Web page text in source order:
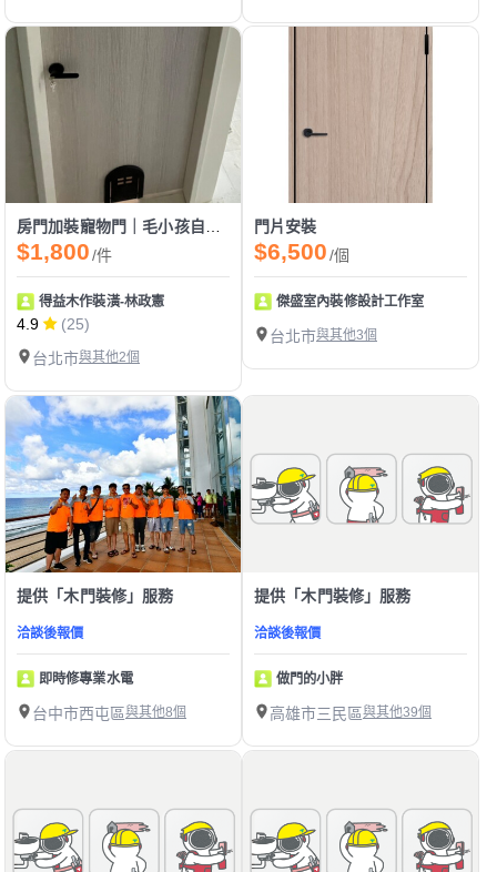
房門加裝寵物門｜毛小孩自由進出更方便
$1,800/件
得益木作裝潢-林政憲
4.9
(25)
台北市與其他2個
門片安裝
$6,500/個
傑盛室內裝修設計工作室
台北市與其他3個
提供「木門裝修」服務
洽談後報價
即時修專業水電
台中市西屯區與其他8個
提供「木門裝修」服務
洽談後報價
做門的小胖
高雄市三民區與其他39個